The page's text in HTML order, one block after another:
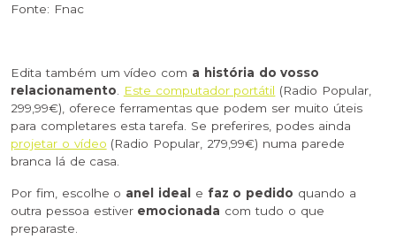
Fonte: Fnac
Edita também um vídeo com a história do vosso
relacionamento. Este computador portátil (Radio Popular,
299,99€), oferece ferramentas que podem ser muito úteis
para completares esta tarefa. Se preferires, podes ainda
projetar o vídeo (Radio Popular, 279,99€) numa parede
branca lá de casa.
Por fim, escolhe o anel ideal e faz o pedido quando a
outra pessoa estiver emocionada com tudo o que
preparaste.